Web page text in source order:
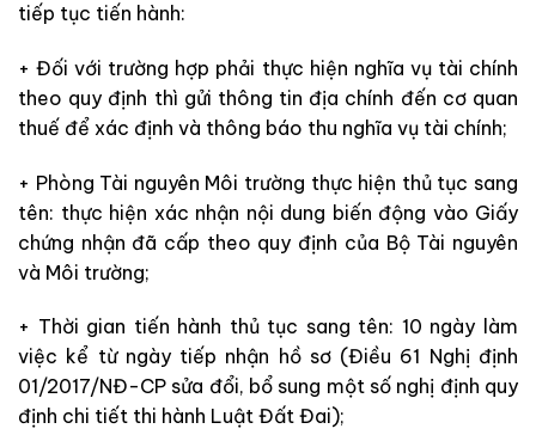
tiếp tục tiến hành:
+ Đối với trường hợp phải thực hiện nghĩa vụ tài chính
theo quy định thì gửi thông tin địa chính đến cơ quan
thuế để xác định và thông báo thu nghĩa vụ tài chính;
+ Phòng Tài nguyên Môi trường thực hiện thủ tục sang
tên: thực hiện xác nhận nội dung biến động vào Giấy
chứng nhận đã cấp theo quy định của Bộ Tài nguyên
và Môi trường;
+ Thời gian tiến hành thủ tục sang tên: 10 ngày làm
việc kể từ ngày tiếp nhận hồ sơ (Điều 61 Nghị định
01/2017/NĐ-CP sửa đổi, bổ sung một số nghị định quy
định chi tiết thi hành Luật Đất Đai);